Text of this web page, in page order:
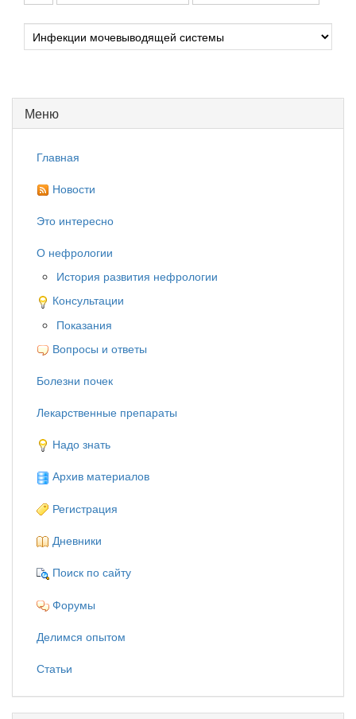
Меню
Главная
Новости
Это интересно
О нефрологии
История развития нефрологии
Консультации
Показания
Вопросы и ответы
Болезни почек
Лекарственные препараты
Надо знать
Архив материалов
Регистрация
Дневники
Поиск по сайту
Форумы
Делимся опытом
Статьи